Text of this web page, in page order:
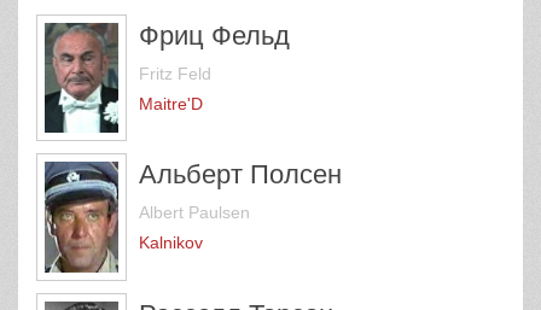
Фриц Фельд
Fritz Feld
Maitre'D
Альберт Полсен
Albert Paulsen
Kalnikov